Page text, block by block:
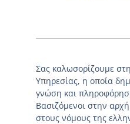
Σας καλωσορίζουμε
Υπηρεσίας, η οποία
γνώση και
Βασιζόμενοι στην
στους νόμους της